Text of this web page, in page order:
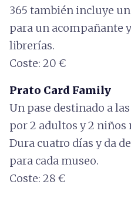
365 también incluye
para un acompañante
librerías.
Coste: 20 €
Prato Card Family
Un pase destinado a
por 2 adultos y 2 niños
Dura cuatro días y da
para cada museo.
Coste: 28 €